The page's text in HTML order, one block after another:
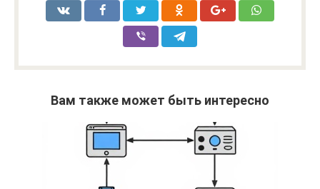
Вам также может быть интересно